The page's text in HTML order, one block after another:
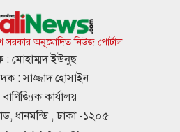
ফিরে আসার বিষয়ে আত্মবিশ্বাসী
ফারহানা
নিয়ে বাংলাদেশিদের জন্য ভারতীয়
সতর্কবার্তা
সরকার অনুমোদিত নিউজ পোর্টাল
: মোহাম্মদ ইউনুছ
: সাজ্জাদ হোসাইন
বাণিজ্যিক কার্যালয়
ধানমন্ডি , ঢাকা -১২০৫